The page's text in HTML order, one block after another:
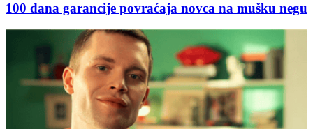
100 dana garancije povraćaja novca na mušku negu